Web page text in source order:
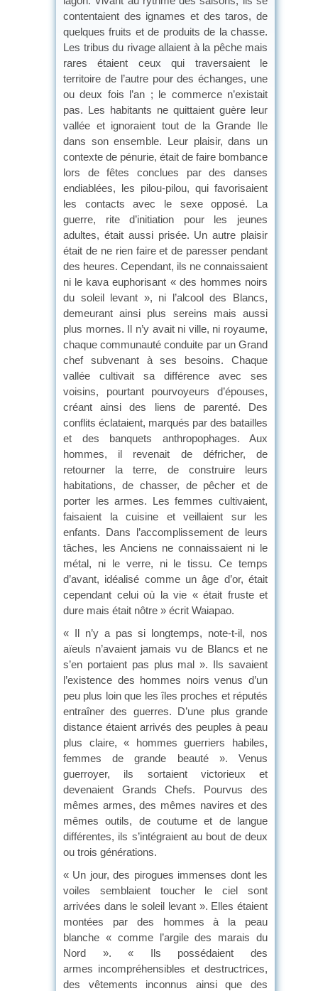
contentaient des ignames et des taros, de
quelques fruits et de produits de la chasse.
Les tribus du rivage allaient à la pêche mais
rares étaient ceux qui traversaient le
territoire de l’autre pour des échanges, une
ou deux fois l’an ; le commerce n’existait
pas. Les habitants ne quittaient guère leur
vallée et ignoraient tout de la Grande Ile
dans son ensemble. Leur plaisir, dans un
contexte de pénurie, était de faire bombance
lors de fêtes conclues par des danses
endiablées, les pilou-pilou, qui favorisaient
les contacts avec le sexe opposé. La
guerre, rite d’initiation pour les jeunes
adultes, était aussi prisée. Un autre plaisir
était de ne rien faire et de paresser pendant
des heures. Cependant, ils ne connaissaient
ni le kava euphorisant « des hommes noirs
du soleil levant », ni l’alcool des Blancs,
demeurant ainsi plus sereins mais aussi
plus mornes. Il n’y avait ni ville, ni royaume,
chaque communauté conduite par un Grand
chef subvenant à ses besoins. Chaque
vallée cultivait sa différence avec ses
voisins, pourtant pourvoyeurs d’épouses,
créant ainsi des liens de parenté. Des
conflits éclataient, marqués par des batailles
et des banquets anthropophages. Aux
hommes, il revenait de défricher, de
retourner la terre, de construire leurs
habitations, de chasser, de pêcher et de
porter les armes. Les femmes cultivaient,
faisaient la cuisine et veillaient sur les
enfants. Dans l’accomplissement de leurs
tâches, les Anciens ne connaissaient ni le
métal, ni le verre, ni le tissu. Ce temps
d’avant, idéalisé comme un âge d’or, était
cependant celui où la vie « était fruste et
dure mais était nôtre » écrit Waiapao.
« Il n’y a pas si longtemps, note-t-il, nos
aïeuls n’avaient jamais vu de Blancs et ne
s’en portaient pas plus mal ». Ils savaient
l’existence des hommes noirs venus d’un
peu plus loin que les îles proches et réputés
entraîner des guerres. D’une plus grande
distance étaient arrivés des peuples à peau
plus claire, « hommes guerriers habiles,
femmes de grande beauté ». Venus
guerroyer, ils sortaient victorieux et
devenaient Grands Chefs. Pourvus des
mêmes armes, des mêmes navires et des
mêmes outils, de coutume et de langue
différentes, ils s’intégraient au bout de deux
ou trois générations.
« Un jour, des pirogues immenses dont les
voiles semblaient toucher le ciel sont
arrivées dans le soleil levant ». Elles étaient
montées par des hommes à la peau
blanche « comme l’argile des marais du
Nord ». « Ils possédaient des
armes incompréhensibles et destructrices,
des vêtements inconnus ainsi que des